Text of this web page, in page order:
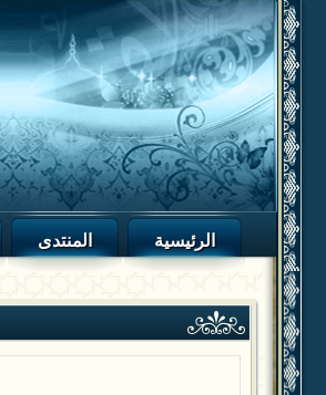
المنتدى الرئيسية